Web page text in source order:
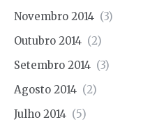
Novembro 2014 (3)
Outubro 2014 (2)
Setembro 2014 (3)
Agosto 2014 (2)
Julho 2014 (5)